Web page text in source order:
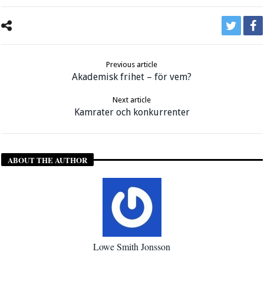
Previous article
Akademisk frihet – för vem?
Next article
Kamrater och konkurrenter
ABOUT THE AUTHOR
Lowe Smith Jonsson